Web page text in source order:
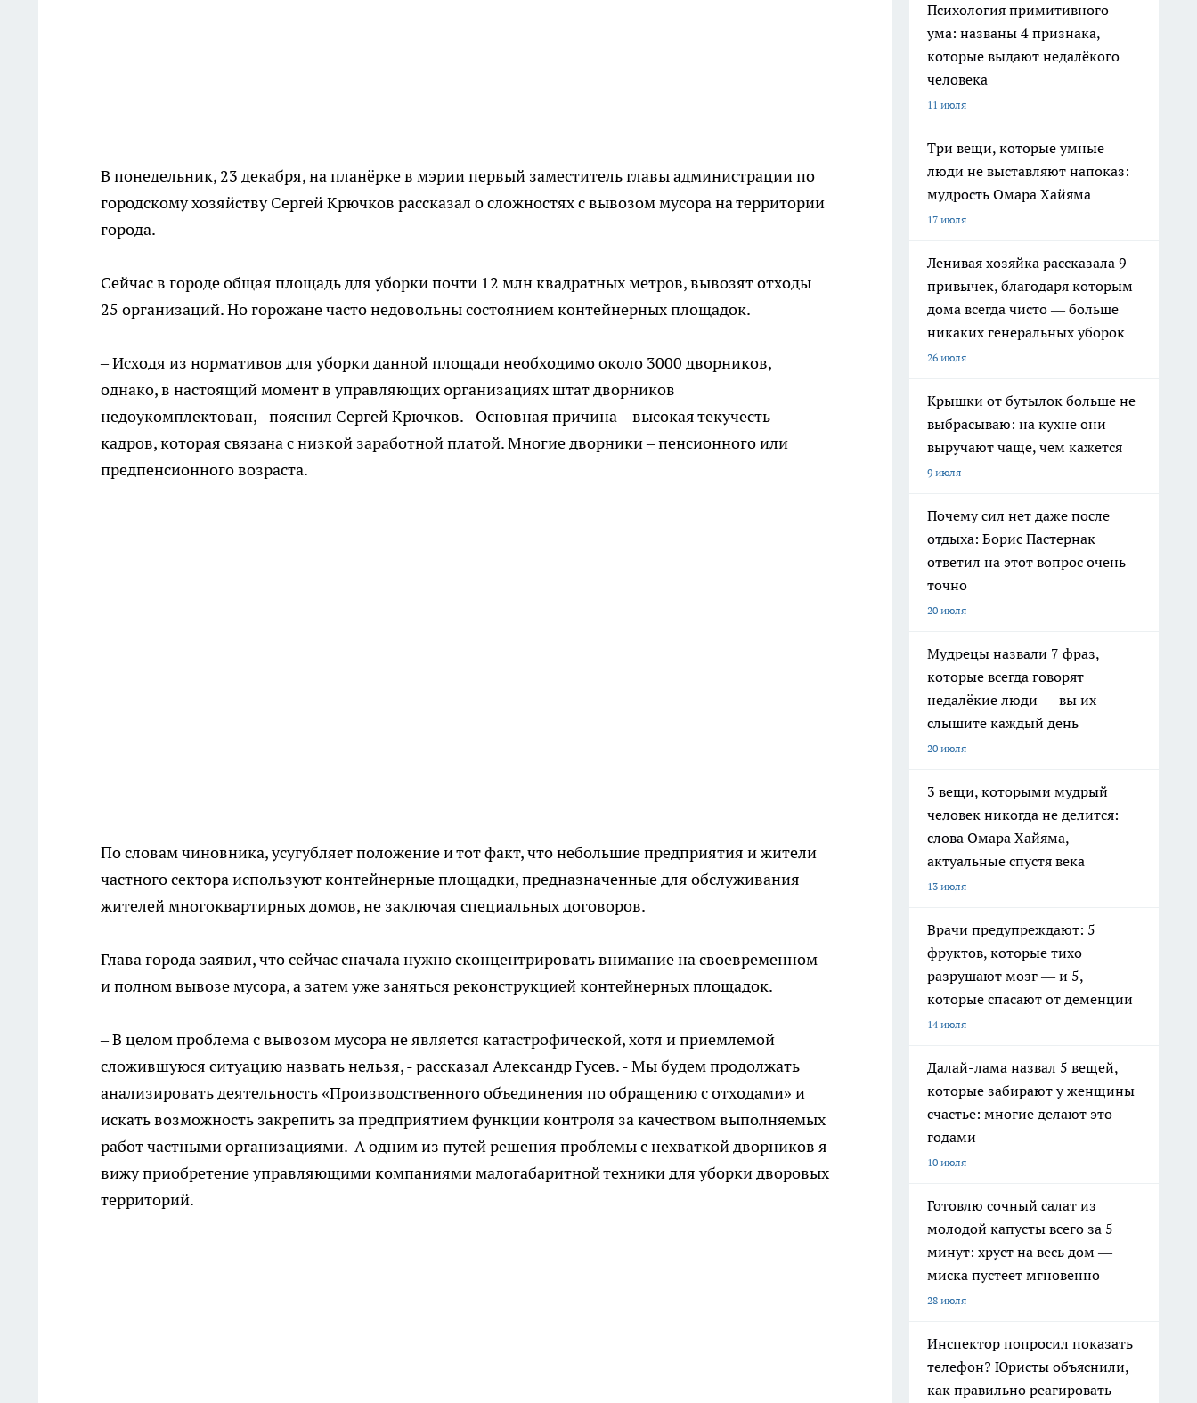
В понедельник, 23 декабря, на планёрке в мэрии первый заместитель главы администрации по
городскому хозяйству Сергей Крючков рассказал о сложностях с вывозом мусора на территории
города.
Сейчас в городе общая площадь для уборки почти 12 млн квадратных метров, вывозят отходы
25 организаций. Но горожане часто недовольны состоянием контейнерных площадок.
– Исходя из нормативов для уборки данной площади необходимо около 3000 дворников,
однако, в настоящий момент в управляющих организациях штат дворников
недоукомплектован, - пояснил Сергей Крючков. - Основная причина – высокая текучесть
кадров, которая связана с низкой заработной платой. Многие дворники – пенсионного или
предпенсионного возраста.
По словам чиновника, усугубляет положение и тот факт, что небольшие предприятия и жители
частного сектора используют контейнерные площадки, предназначенные для обслуживания
жителей многоквартирных домов, не заключая специальных договоров.
Глава города заявил, что сейчас сначала нужно сконцентрировать внимание на своевременном
и полном вывозе мусора, а затем уже заняться реконструкцией контейнерных площадок.
– В целом проблема с вывозом мусора не является катастрофической, хотя и приемлемой
сложившуюся ситуацию назвать нельзя, - рассказал Александр Гусев. - Мы будем продолжать
анализировать деятельность «Производственного объединения по обращению с отходами» и
искать возможность закрепить за предприятием функции контроля за качеством выполняемых
работ частными организациями. А одним из путей решения проблемы с нехваткой дворников я
вижу приобретение управляющими компаниями малогабаритной техники для уборки дворовых
территорий.
Психология примитивного
ума: названы 4 признака,
которые выдают недалёкого
человека
11 июля
Три вещи, которые умные
люди не выставляют напоказ:
мудрость Омара Хайяма
17 июля
Ленивая хозяйка рассказала 9
привычек, благодаря которым
дома всегда чисто — больше
никаких генеральных уборок
26 июля
Крышки от бутылок больше не
выбрасываю: на кухне они
выручают чаще, чем кажется
9 июля
Почему сил нет даже после
отдыха: Борис Пастернак
ответил на этот вопрос очень
точно
20 июля
Мудрецы назвали 7 фраз,
которые всегда говорят
недалёкие люди — вы их
слышите каждый день
20 июля
3 вещи, которыми мудрый
человек никогда не делится:
слова Омара Хайяма,
актуальные спустя века
13 июля
Врачи предупреждают: 5
фруктов, которые тихо
разрушают мозг — и 5,
которые спасают от деменции
14 июля
Далай-лама назвал 5 вещей,
которые забирают у женщины
счастье: многие делают это
годами
10 июля
Готовлю сочный салат из
молодой капусты всего за 5
минут: хруст на весь дом —
миска пустеет мгновенно
28 июля
Инспектор попросил показать
телефон? Юристы объяснили,
как правильно реагировать